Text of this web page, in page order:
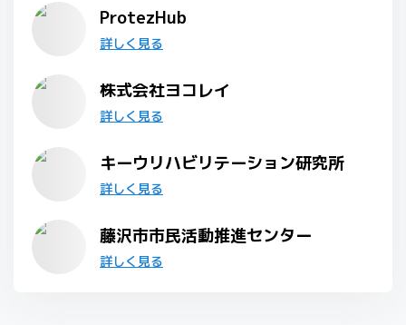
ProtezHub
詳しく見る
株式会社ヨコレイ
詳しく見る
キーウリハビリテーション研究所
詳しく見る
藤沢市市民活動推進センター
詳しく見る